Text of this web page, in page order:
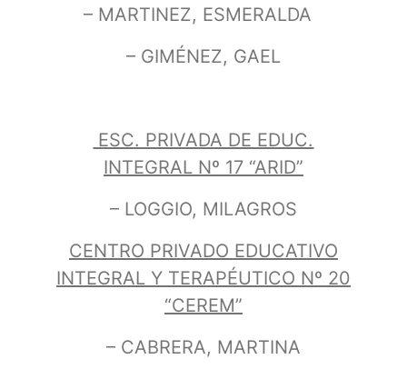
– MARTINEZ, ESMERALDA
– GIMÉNEZ, GAEL
ESC. PRIVADA DE EDUC.
INTEGRAL Nº 17 “ARID”
– LOGGIO, MILAGROS
CENTRO PRIVADO EDUCATIVO
INTEGRAL Y TERAPÉUTICO Nº 20
“CEREM”
– CABRERA, MARTINA